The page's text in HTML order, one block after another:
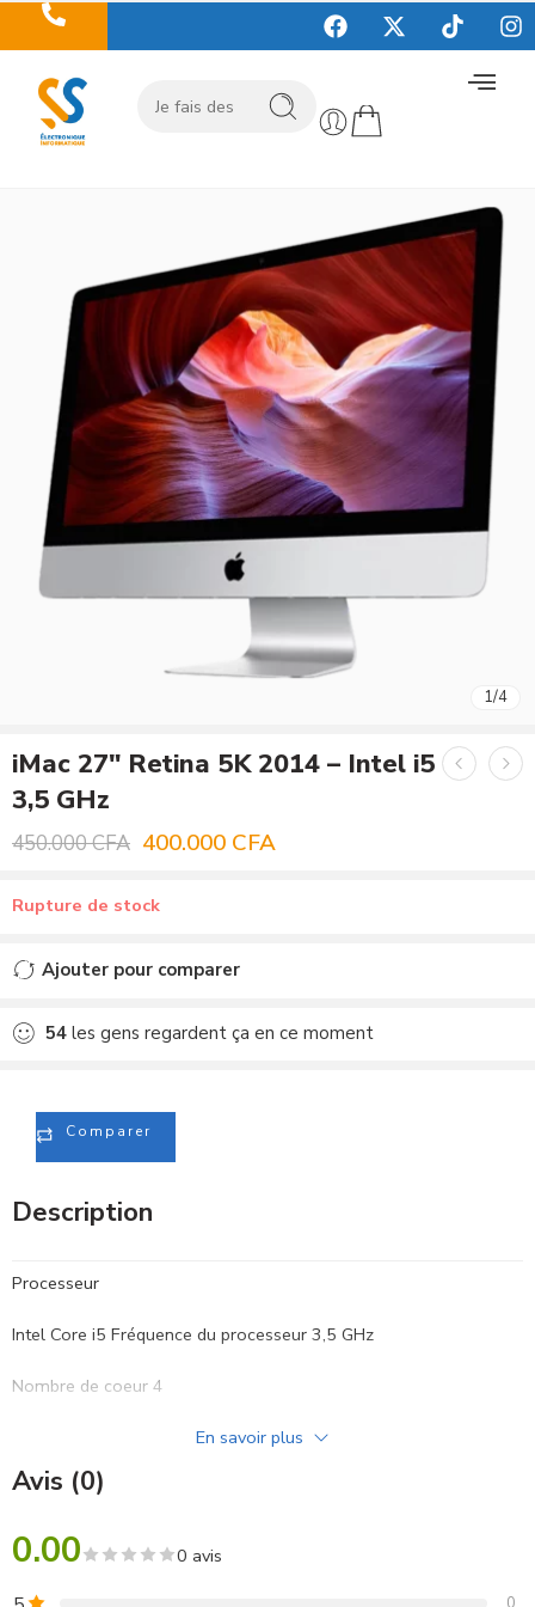
1/4
iMac 27″ Retina 5K 2014 – Intel i5
3,5 GHz
450.000CFA 400.000 CFA
Rupture de stock
Ajouter pour comparer
54 les gens regardent ça en ce moment
Comparer
Description
Processeur
Intel Core i5 Fréquence du processeur 3,5 GHz
Nombre de coeur 4
Taille de l’écran 27 pouces
Écran Retina 5KR ésolution de l’écran
2560 x 1440 pixels
Disque dur HDD 1TB 1000 Go
En savoir plus
Avis (0)
0.00 0 avis